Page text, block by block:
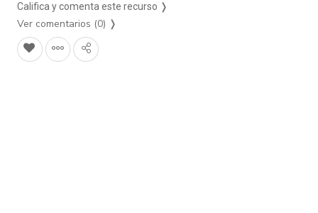
Califica y comenta este recurso ❭
Ver comentarios (0) ❭